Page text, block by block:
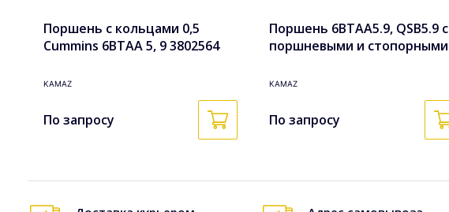
Поршень с кольцами 0,5
Cummins 6BTAA 5, 9 3802564
KAMAZ
По запросу
Поршень 6BTAA5.9, QSB5.9 с
поршневыми и стопорными
3802927k
KAMAZ
По запросу